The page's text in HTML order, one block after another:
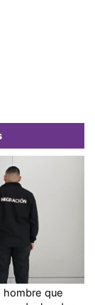
hombre que